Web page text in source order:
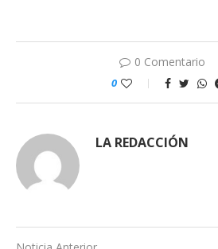
0 Comentario
0
LA REDACCIÓN